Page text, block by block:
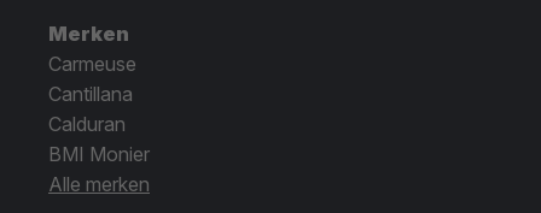
Merken
Carmeuse
Cantillana
Calduran
BMI Monier
Alle merken